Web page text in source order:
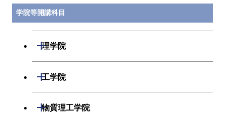
学院等開講科目
理学院
開閉
工学院
開閉
機械系
開閉
物質理工学院
開閉